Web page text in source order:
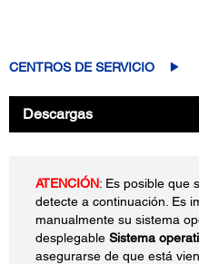
CENTROS DE SERVICIO
Descargas
ATENCIÓN: Es posible que
detecte a continuación. Es
manualmente su sistema
desplegable Sistema
asegurarse de que está